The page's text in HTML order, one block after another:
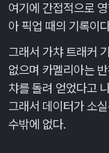
여기에 간접적으로
아 픽업 때의 기록이
그래서 가챠 트래커
없으며 카멜리아는
챠를 돌려 얻었다고
그래서 데이터가 소
수밖에 없다.